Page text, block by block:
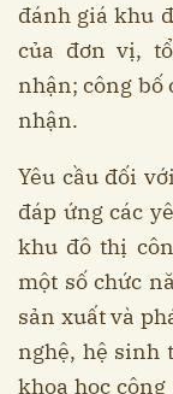
đánh giá khu
của đơn vị,
nhận; công bố
nhận.
Yêu cầu đối
đáp ứng các
khu đô thị
một số chức
sản xuất và
nghệ, hệ sinh
khoa học